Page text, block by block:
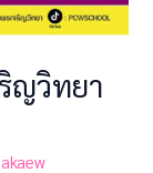
ญวิทยา